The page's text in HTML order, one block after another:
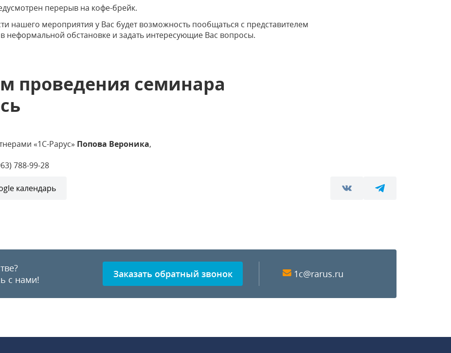
перерыв на кофе-брейк.
нашего мероприятия у Вас будет возможность пообщаться с представителем
неформальной обстановке и задать интересующие Вас вопросы.
проведения семинара
«1С-Рарус» Попова Вероника,
788-99-28
календарь
с нами! Заказать обратный звонок 1c@rarus.ru